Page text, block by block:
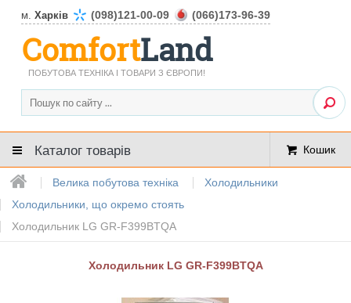
м. Харків (098)121-00-09 (066)173-96-39
ComfortLand
ПОБУТОВА ТЕХНІКА І ТОВАРИ З ЄВРОПИ!
Каталог товарів Кошик
Велика побутова техніка
Холодильники
Холодильники, що окремо стоять
Холодильник LG GR-F399BTQA
Холодильник LG GR-F399BTQA